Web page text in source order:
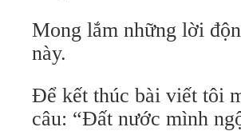
Mong lắm những lời
này.
Để kết thúc bài viết tôi
câu: “Đất nước mình